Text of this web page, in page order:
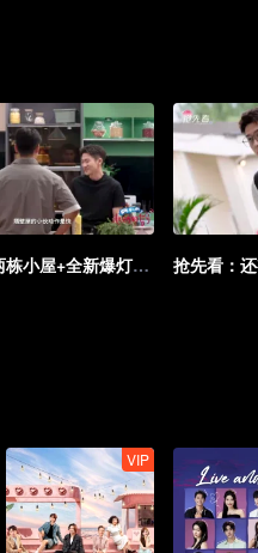
抢先看：两栋小屋+全新爆灯规则拉满恋爱氛围
VIP